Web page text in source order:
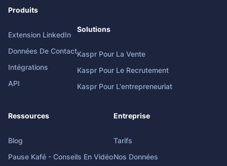
Produits
Extension LinkedIn
Données De Contact
Intégrations
API
Solutions
Kaspr Pour La Vente
Kaspr Pour Le Recrutement
Kaspr Pour L'entrepreneuriat
Ressources
Blog
Pause Kafé - Conseils En Vidéo
Entreprise
Tarifs
Nos Données